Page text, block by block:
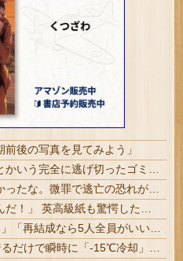
後の写真を見てみよう」